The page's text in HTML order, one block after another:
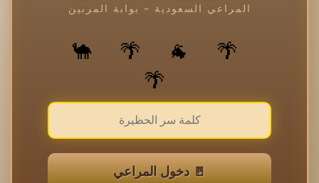
المراعي السعودية – بوابة المربين
🌴 🐐 🌴 🐪
🌴
🚪 دخول المراعي